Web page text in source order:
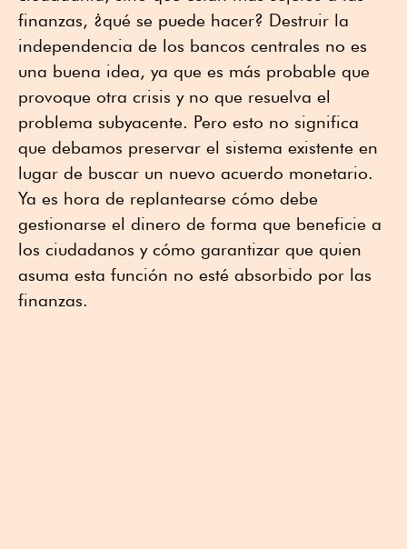
finanzas, ¿qué se puede hacer? Destruir la
independencia de los bancos centrales no es
una buena idea, ya que es más probable que
provoque otra crisis y no que resuelva el
problema subyacente. Pero esto no significa
que debamos preservar el sistema existente en
lugar de buscar un nuevo acuerdo monetario.
Ya es hora de replantearse cómo debe
gestionarse el dinero de forma que beneficie a
los ciudadanos y cómo garantizar que quien
asuma esta función no esté absorbido por las
finanzas.